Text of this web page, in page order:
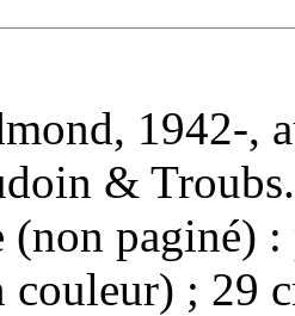
1942-,
&
paginé) :
couleur) ; 29